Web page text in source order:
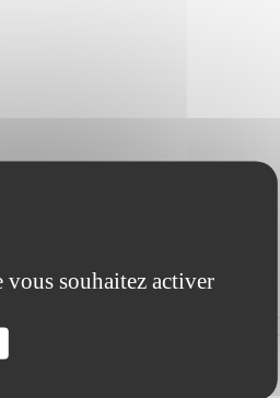
vous souhaitez activer